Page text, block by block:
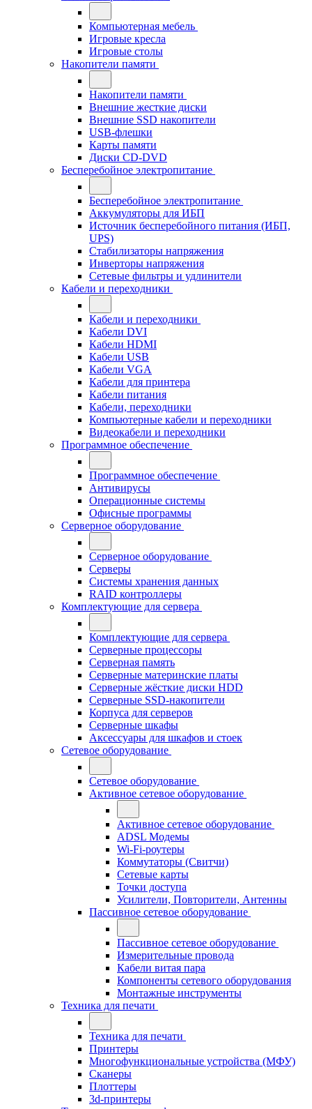
Компьютерная мебель
Игровые кресла
Игровые столы
Накопители памяти
Накопители памяти
Внешние жесткие диски
Внешние SSD накопители
USB-флешки
Карты памяти
Диски CD-DVD
Бесперебойное электропитание
Бесперебойное электропитание
Аккумуляторы для ИБП
Источник бесперебойного питания (ИБП,
UPS)
Стабилизаторы напряжения
Инверторы напряжения
Сетевые фильтры и удлинители
Кабели и переходники
Кабели и переходники
Кабели DVI
Кабели HDMI
Кабели USB
Кабели VGA
Кабели для принтера
Кабели питания
Кабели, переходники
Компьютерные кабели и переходники
Видеокабели и переходники
Программное обеспечение
Программное обеспечение
Антивирусы
Операционные системы
Офисные программы
Серверное оборудование
Серверное оборудование
Серверы
Системы хранения данных
RAID контроллеры
Комплектующие для сервера
Комплектующие для сервера
Серверные процессоры
Серверная память
Серверные материнские платы
Серверные жёсткие диски HDD
Серверные SSD-накопители
Корпуса для серверов
Серверные шкафы
Аксессуары для шкафов и стоек
Сетевое оборудование
Сетевое оборудование
Активное сетевое оборудование
Активное сетевое оборудование
ADSL Модемы
Wi-Fi-роутеры
Коммутаторы (Свитчи)
Сетевые карты
Точки доступа
Усилители, Повторители, Антенны
Пассивное сетевое оборудование
Пассивное сетевое оборудование
Измерительные провода
Кабели витая пара
Компоненты сетевого оборудования
Монтажные инструменты
Техника для печати
Техника для печати
Принтеры
Многофункциональные устройства (МФУ)
Сканеры
Плоттеры
3d-принтеры